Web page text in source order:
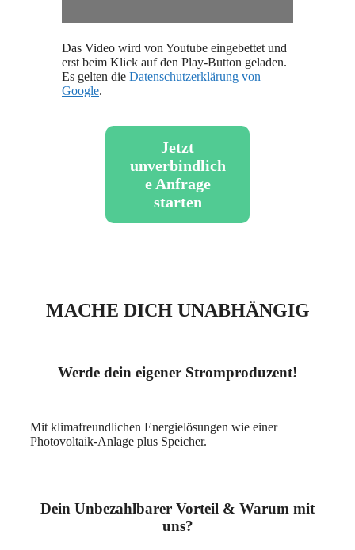
Das Video wird von Youtube eingebettet und
erst beim Klick auf den Play-Button geladen.
Es gelten die Datenschutzerklärung von
Google.
Jetzt
unverbindlich
e Anfrage
starten
MACHE DICH UNABHÄNGIG
Werde dein eigener Stromproduzent!
Mit klimafreundlichen Energielösungen wie einer
Photovoltaik-Anlage plus Speicher.
Dein Unbezahlbarer Vorteil & Warum mit
uns?